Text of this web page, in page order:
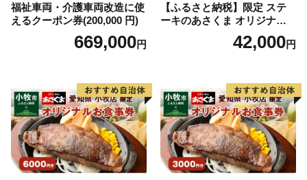
福祉車両・介護車両改造に使
えるクーポン券(200,000 円)
669,000円
【ふるさと納税】限定 ステ
ーキのあさくま オリジナル
お食事券 12000円 お好きなメ
ニュー 好きなだけ コーンス
県 小牧店 小牧市 チケット 送
料無料
42,000円